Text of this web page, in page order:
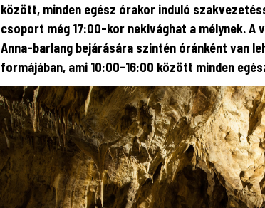
között, minden egész órakor induló
csoport még 17:00-kor nekivághat a mélynek. A
Anna-barlang bejárására szintén óránként van
formájában, ami 10:00-16:00 között minden